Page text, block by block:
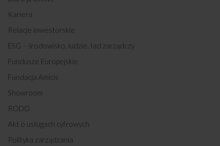
Kariera
Relacje inwestorskie
ESG – środowisko, ludzie, ład zarządczy
Fundusze Europejskie
Fundacja Amicis
Showroom
RODO
Akt o usługach cyfrowych
Polityka zarządzania